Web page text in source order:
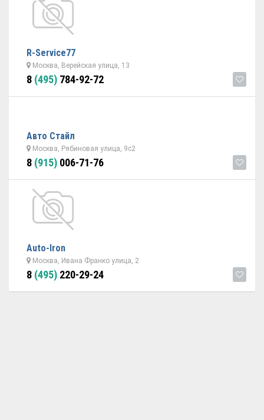
R-Service77
Москва, Верейская улица, 13
8 (495) 784-92-72
Авто Стайл
Москва, Рябиновая улица, 9с2
8 (915) 006-71-76
Auto-Iron
Москва, Ивана Франко улица, 2
8 (495) 220-29-24